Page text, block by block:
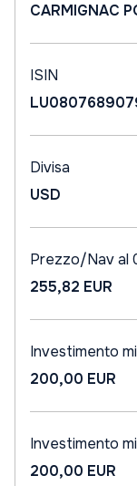
CARMIGNAC
ISIN
Divisa
USD
Prezzo/Nav
255,82 EUR
Investimento
200,00 EUR
Investimento
200,00 EUR